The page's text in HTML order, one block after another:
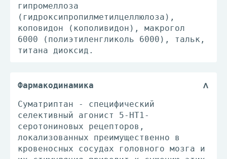
гипромеллоза
(гидроксипропилметилцеллюлоза),
коповидон (кополивидон), макрогол
6000 (полиэтиленгликоль 6000), тальк,
титана диоксид.
Фармакодинамика
Суматриптан - специфический
селективный агонист 5-НТ1-
серотониновых рецепторов,
локализованных преимущественно в
кровеносных сосудах головного мозга и